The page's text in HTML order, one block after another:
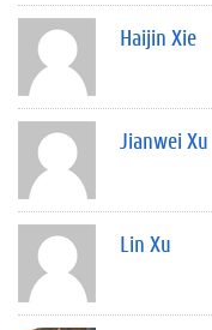
Haijin Xie
Jianwei Xu
Lin Xu